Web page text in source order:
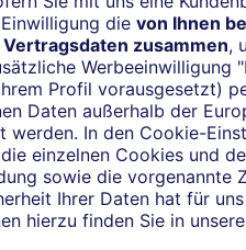
069 910-10000
Regionalen
Für allgemeine
der Telefonnummer 069